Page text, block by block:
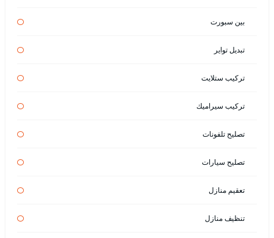
بين سبورت
تبديل تواير
تركيب ستلايت
تركيب سيراميك
تصليح تلفونات
تصليح سيارات
تعقيم منازل
تنظيف منازل